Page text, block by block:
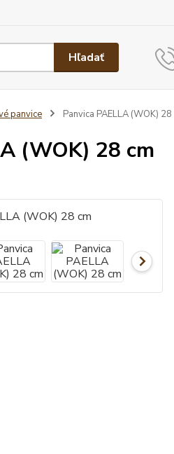
Hľadať
panvice Panvica PAELLA (WOK) 28
(WOK) 28 cm